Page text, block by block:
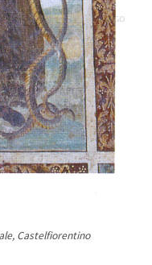
Castelfiorentino